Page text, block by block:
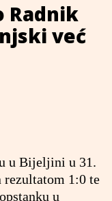
Radnik
već
u Bijeljini u 31.
1:0 te
u